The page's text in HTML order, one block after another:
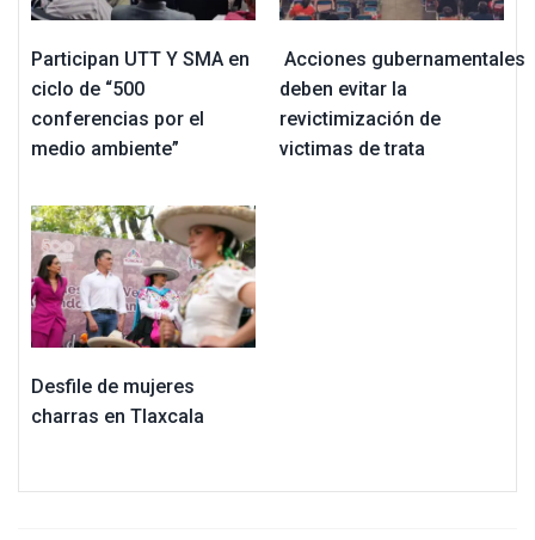
Participan UTT Y SMA en
ciclo de “500
conferencias por el
medio ambiente”
Acciones gubernamentales
deben evitar la
revictimización de
victimas de trata
Desfile de mujeres
charras en Tlaxcala